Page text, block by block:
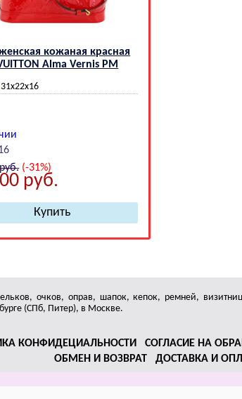
кожаная красная
Аlmа Vеrnis PM
31х22х16
(-31%)
руб.
очков, оправ, шапок, кепок, ремней,
(СПб, Питер), в Москве.
КОНФИДЕЦИАЛЬНОСТИ
СОГЛАСИЕ НА
ОБМЕН И ВОЗВРАТ
ДОСТАВКА И